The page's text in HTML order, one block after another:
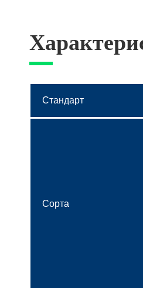
Стандарт
Сорта